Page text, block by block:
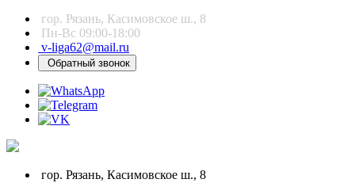
гор. Рязань, Касимовское ш., 8
Пн-Вс 09:00-18:00
v-liga62@mail.ru
Обратный звонок
гор. Рязань, Касимовское ш., 8